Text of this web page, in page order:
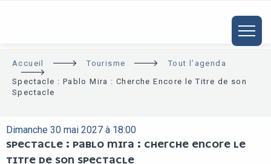
Accueil Tourisme
Tout l’agenda
Spectacle : Pablo Mira : Cherche Encore le Titre de son
Spectacle
Dimanche 30 mai 2027 à 18:00
SPECTACLE : PABLO MIRA : CHERCHE ENCORE LE
TITRE DE SON SPECTACLE